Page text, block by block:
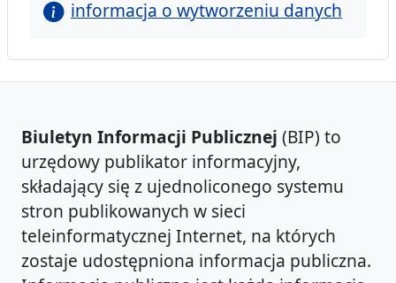
informacja o wytworzeniu danych
Biuletyn Informacji Publicznej (BIP) to
urzędowy publikator informacyjny,
składający się z ujednoliconego systemu
stron publikowanych w sieci
teleinformatycznej Internet, na których
zostaje udostępniona informacja publiczna.